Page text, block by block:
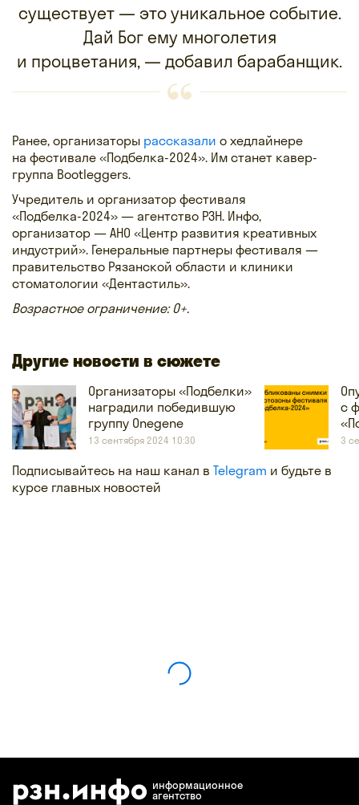
существует — это уникальное событие.
Дай Бог ему многолетия
и процветания, — добавил барабанщик.
Ранее, организаторы рассказали о хедлайнере
на фестивале «Подбелка-2024». Им станет кавер-
группа Bootleggers.
Учредитель и организатор фестиваля
«Подбелка-2024» — агентство РЗН. Инфо,
организатор — АНО «Центр развития креативных
индустрий». Генеральные партнеры фестиваля —
правительство Рязанской области и клиники
стоматологии «Дентастиль».
Возрастное ограничение: 0+.
Другие новости в сюжете
Организаторы «Подбелки»
наградили победившую
группу Onegene
13 сентября 2024 10:30
с
3
Подписывайтесь на наш канал в Telegram и будьте в
курсе главных новостей
информационное
агентство